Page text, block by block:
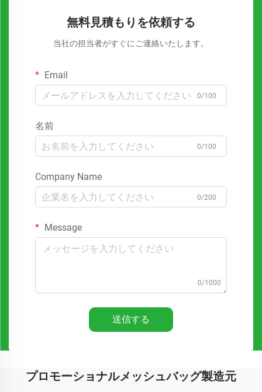
無料見積もりを依頼する
当社の担当者がすぐにご連絡いたします。
Email
0/100
名前
0/100
Company Name
0/200
Message
0/1000
送信する
プロモーショナルメッシュバッグ製造元